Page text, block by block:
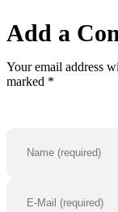
Add a
Your email address
marked *